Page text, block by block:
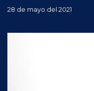
28 de mayo del 2021